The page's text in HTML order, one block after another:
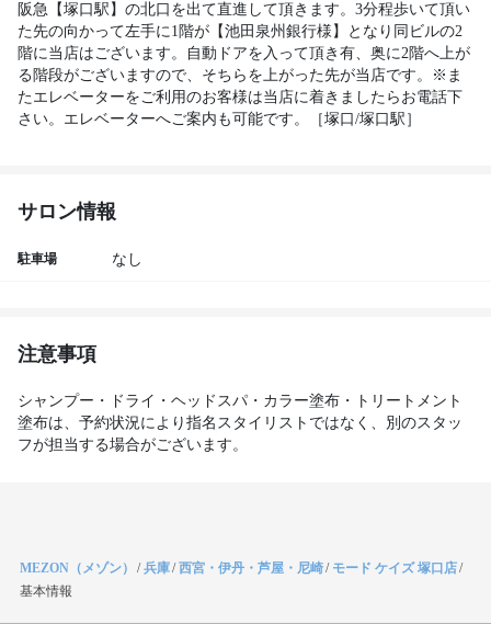
阪急【塚口駅】の北口を出て直進して頂きます。3分程歩いて頂い
た先の向かって左手に1階が【池田泉州銀行様】となり同ビルの2
階に当店はございます。自動ドアを入って頂き有、奥に2階へ上が
る階段がございますので、そちらを上がった先が当店です。※ま
たエレベーターをご利用のお客様は当店に着きましたらお電話下
サロン情報
駐車場 なし
注意事項
シャンプー・ドライ・ヘッドスパ・カラー塗布・トリートメント
塗布は、予約状況により指名スタイリストではなく、別のスタッ
フが担当する場合がございます。
MEZON（メゾン） /兵庫/西宮・伊丹・芦屋・尼崎/ モード ケイズ 塚口店/
基本情報